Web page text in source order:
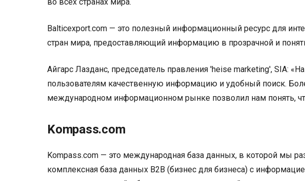
Balticexport.com — это полезный информационный ресурс для
стран мира, предоставляющий информацию в прозрачной и
Айгарс Лазданс, председатель правления 'heise marketing', SIA:
пользователям качественную информацию и удобный поиск.
международном информационном рынке позволил нам понять,
Kompass.com
Kompass.com — это международная база данных, в которой мы
комплексная база данных B2B (бизнес для бизнеса) с